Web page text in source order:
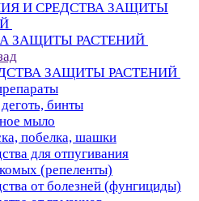
И СРЕДСТВА ЗАЩИТЫ
ЗАЩИТЫ РАСТЕНИЙ
ЗАЩИТЫ РАСТЕНИЙ
бинты
мыло
побелка, шашки
для отпугивания
(репеленты)
от болезней (фунгициды)